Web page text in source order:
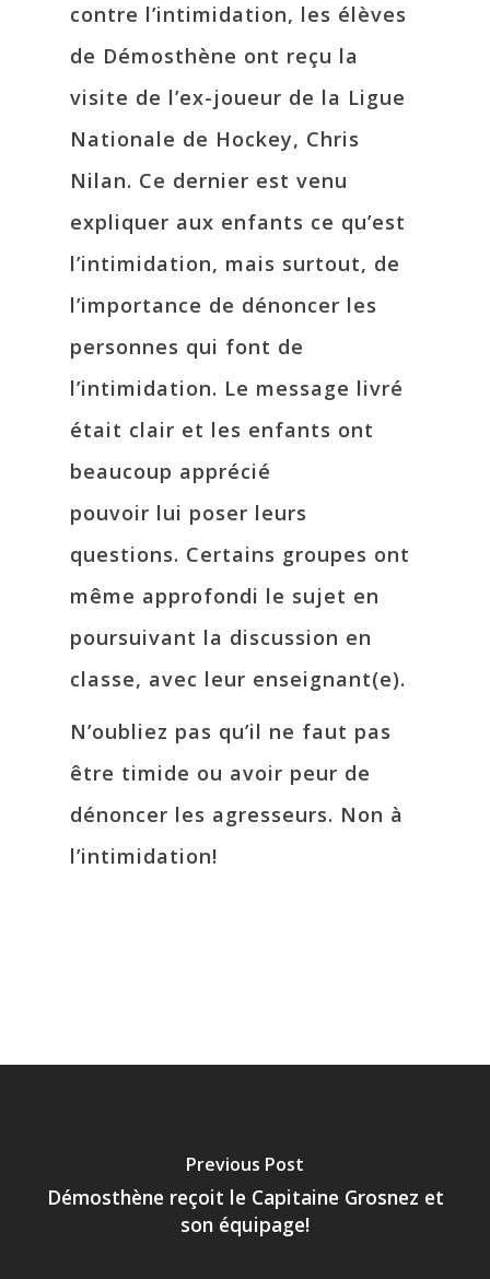
contre l’intimidation, les élèves
de Démosthène ont reçu la
visite de l’ex-joueur de la Ligue
Nationale de Hockey, Chris
Nilan. Ce dernier est venu
expliquer aux enfants ce qu’est
l’intimidation, mais surtout, de
l’importance de dénoncer les
personnes qui font de
l’intimidation. Le message livré
était clair et les enfants ont
beaucoup apprécié
pouvoir lui poser leurs
questions. Certains groupes ont
même approfondi le sujet en
poursuivant la discussion en
classe, avec leur enseignant(e).
N’oubliez pas qu’il ne faut pas
être timide ou avoir peur de
dénoncer les agresseurs. Non à
l’intimidation!
Previous Post
Démosthène reçoit le Capitaine Grosnez et
son équipage!